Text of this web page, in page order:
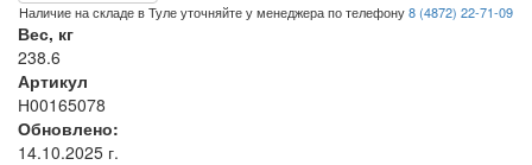
Наличие на складе в Туле уточняйте у менеджера по телефону8 (4872) 22-71-09
Вес, кг
238.6
Артикул
Н00165078
Обновлено:
14.10.2025 г.